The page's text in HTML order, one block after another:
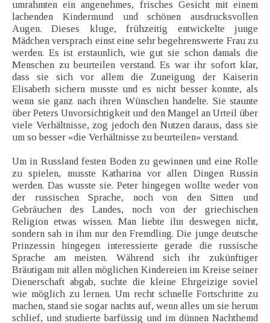
umrahmten ein angenehmes, frisches Gesicht mit einem
lachenden Kindermund und schönen ausdrucksvollen
Augen. Dieses kluge, frühzeitig entwickelte junge
Mädchen versprach einst eine sehr begehrenswerte Frau zu
werden. Es ist erstaunlich, wie gut sie schon damals die
Menschen zu beurteilen verstand. Es war ihr sofort klar,
dass sie sich vor allem die Zuneigung der Kaiserin
Elisabeth sichern musste und es nicht besser konnte, als
wenn sie ganz nach ihren Wünschen handelte. Sie staunte
über Peters Unvorsichtigkeit und den Mangel an Urteil über
viele Verhältnisse, zog jedoch den Nutzen daraus, dass sie
um so besser «die Verhältnisse zu beurteilen» verstand.
Um in Russland festen Boden zu gewinnen und eine Rolle
zu spielen, musste Katharina vor allen Dingen Russin
werden. Das wusste sie. Peter hingegen wollte weder von
der russischen Sprache, noch von den Sitten und
Gebräuchen des Landes, noch von der griechischen
Religion etwas wissen. Man liebte ihn deswegen nicht,
sondern sah in ihm nur den Fremdling. Die junge deutsche
Prinzessin hingegen interessierte gerade die russische
Sprache am meisten. Während sich ihr zukünftiger
Bräutigam mit allen möglichen Kindereien im Kreise seiner
Dienerschaft abgab, suchte die kleine Ehrgeizige soviel
wie möglich zu lernen. Um recht schnelle Fortschritte zu
machen, stand sie sogar nachts auf, wenn alles um sie herum
schlief, und studierte barfüssig und im dünnen Nachthemd